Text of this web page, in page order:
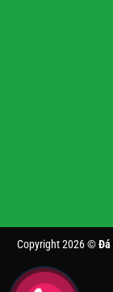
Copyright 2026 ©Đá